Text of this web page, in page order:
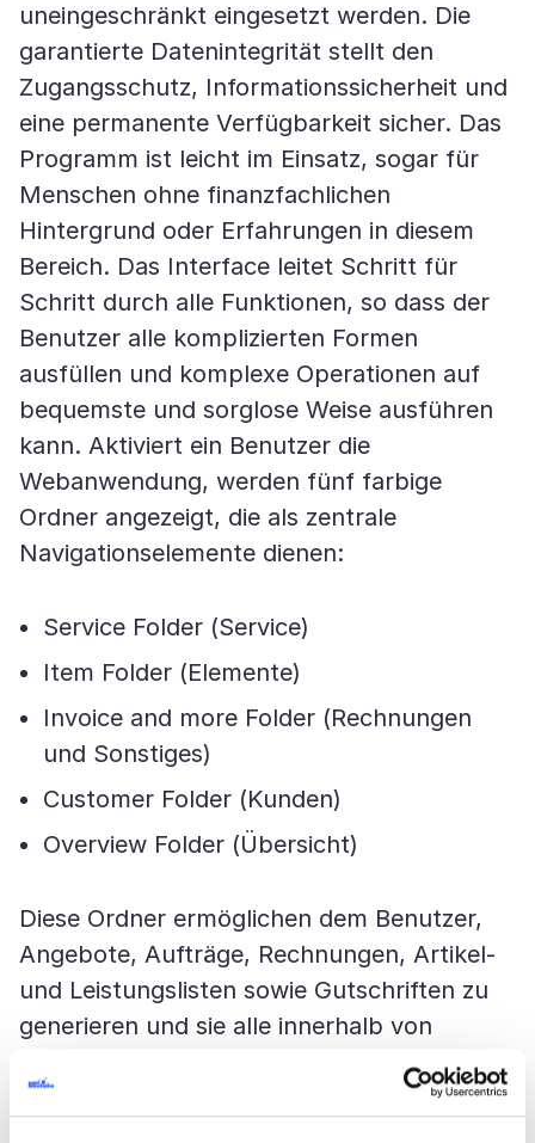
uneingeschränkt eingesetzt werden. Die
garantierte Datenintegrität stellt den
Zugangsschutz, Informationssicherheit und
eine permanente Verfügbarkeit sicher. Das
Programm ist leicht im Einsatz, sogar für
Menschen ohne finanzfachlichen
Hintergrund oder Erfahrungen in diesem
Bereich. Das Interface leitet Schritt für
Schritt durch alle Funktionen, so dass der
Benutzer alle komplizierten Formen
ausfüllen und komplexe Operationen auf
bequemste und sorglose Weise ausführen
kann. Aktiviert ein Benutzer die
Webanwendung, werden fünf farbige
Ordner angezeigt, die als zentrale
Navigationselemente dienen:
Service Folder (Service)
Item Folder (Elemente)
Invoice and more Folder (Rechnungen
und Sonstiges)
Customer Folder (Kunden)
Overview Folder (Übersicht)
Diese Ordner ermöglichen dem Benutzer,
Angebote, Aufträge, Rechnungen, Artikel-
und Leistungslisten sowie Gutschriften zu
generieren und sie alle innerhalb von
LexLive zu steuern. Es ist außerdem
möglich, den bevorzugten Modus für die